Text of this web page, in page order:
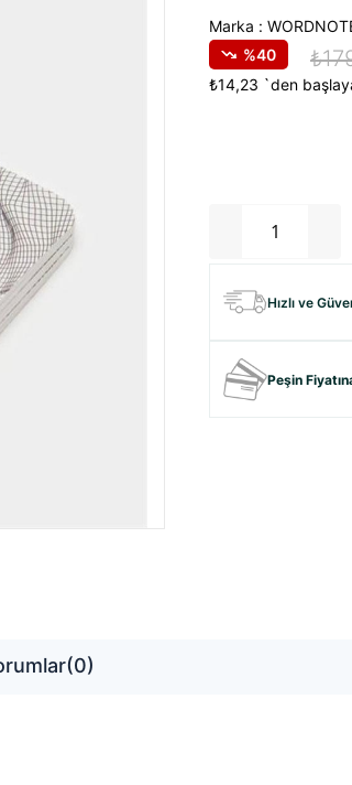
Marka :
40
₺14,23 `den
Hızlı ve
Peşin
(0)